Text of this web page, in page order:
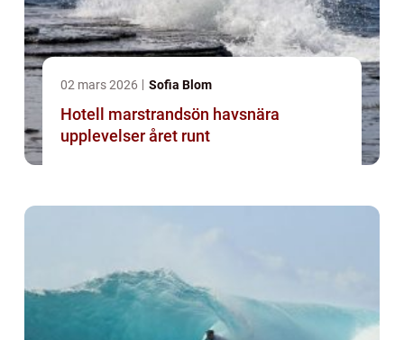
02 mars 2026 Sofia Blom
Hotell marstrandsön havsnära
upplevelser året runt